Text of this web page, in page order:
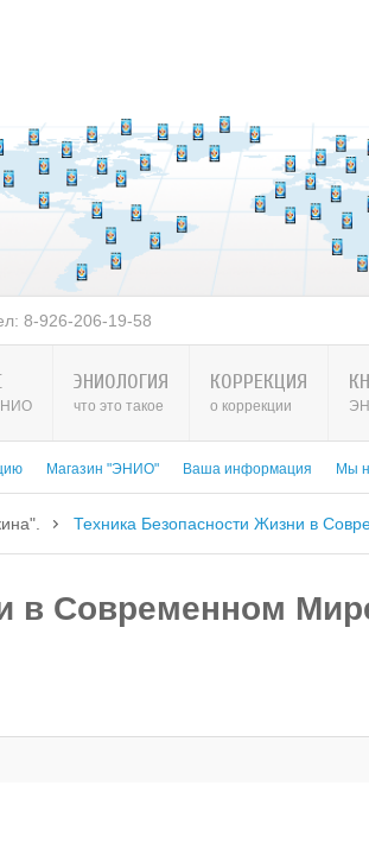
206-19-58 РОСТОВ-
ЭНИОЛОГИЯ
что это такое
КОРРЕКЦИЯ
о коррекции
Магазин "ЭНИО" Ваша информация Мы
Техника Безопасности Жизни в
в Современном